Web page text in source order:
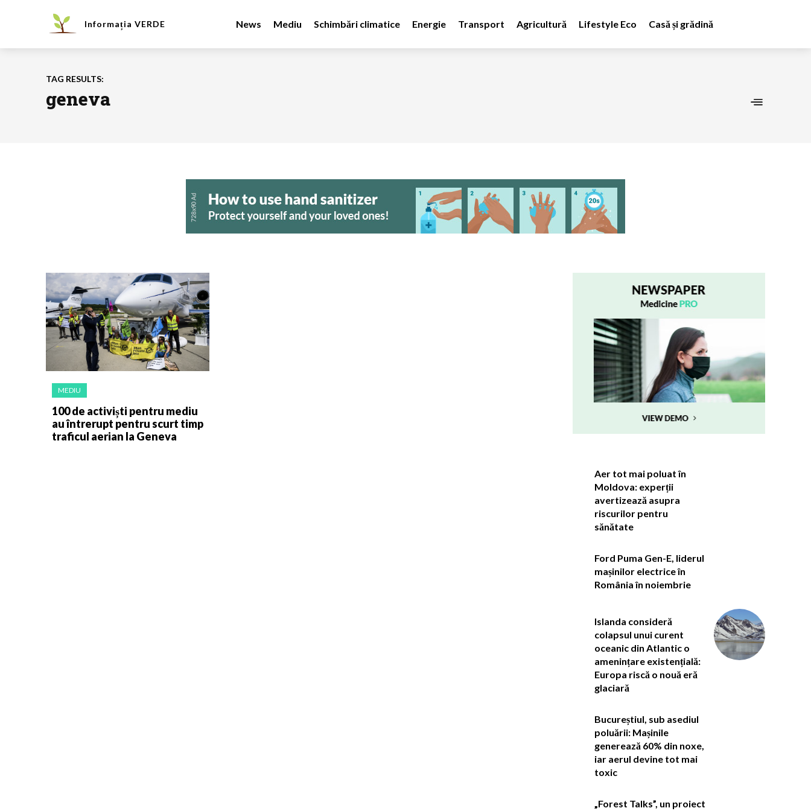
Informația VERDE News Mediu Schimbări climatice Energie Transport Agricultură Lifestyle Eco Casă și grădină
TAG RESULTS:
geneva
MEDIU
100 de activiști pentru mediu
au întrerupt pentru scurt timp
traficul aerian la Geneva
Aer tot mai poluat în
Moldova: experții
avertizează asupra
riscurilor pentru
sănătate
Ford Puma Gen-E, liderul
mașinilor electrice în
România în noiembrie
Islanda consideră
colapsul unui curent
oceanic din Atlantic o
amenințare existențială:
Europa riscă o nouă eră
glaciară
Bucureștiul, sub asediul
poluării: Mașinile
generează 60% din noxe,
iar aerul devine tot mai
toxic
„Forest Talks”, un proiect